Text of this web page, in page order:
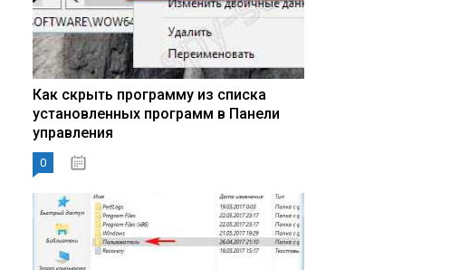
Как скрыть программу из списка
установленных программ в Панели
управления
0